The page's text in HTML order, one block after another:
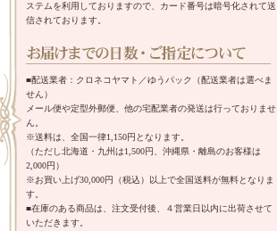
ステムを利用しておりますので、カード番号は暗号化されて送
信されております。
■配送業者：クロネコヤマト／ゆうパック（配送業者は選べま
せん）
メール便や定型外郵便、他の宅配業者の発送は行っておりませ
ん。
※送料は、全国一律1,150円となります。
（ただし北海道・九州は1,500円、沖縄県・離島のお客様は
2,000円）
※お買い上げ30,000円（税込）以上で全国送料が無料となりま
す。
■在庫のある商品は、注文受付後、４営業日以内に出荷させて
いただきます。